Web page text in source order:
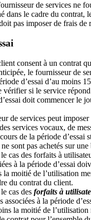
de services ne
dans le cadre du contrat,
pas imposer de frais de
consent à un contrat
le fournisseur de
d’essai d’au moins
vérifier si le service répond
doit commencer le
de services peut imposer
services vocaux, de
de la période d’essai
sont pas achetés sur
cas des forfaits à
à la période d’essai
la moitié de l’utilisation
du contrat du client.
cas des forfaits à
associées à la période
la moitié de l’utilisation